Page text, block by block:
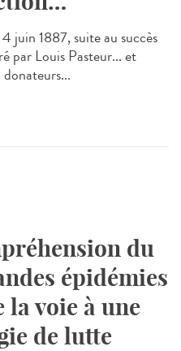
juin 1887, suite au succès
par Louis Pasteur... et
du
épidémies
voie à une
de lutte